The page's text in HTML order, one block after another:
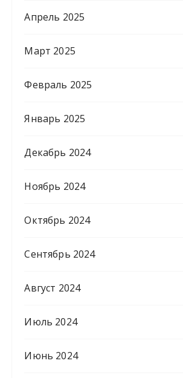
Апрель 2025
Март 2025
Февраль 2025
Январь 2025
Декабрь 2024
Ноябрь 2024
Октябрь 2024
Сентябрь 2024
Август 2024
Июль 2024
Июнь 2024